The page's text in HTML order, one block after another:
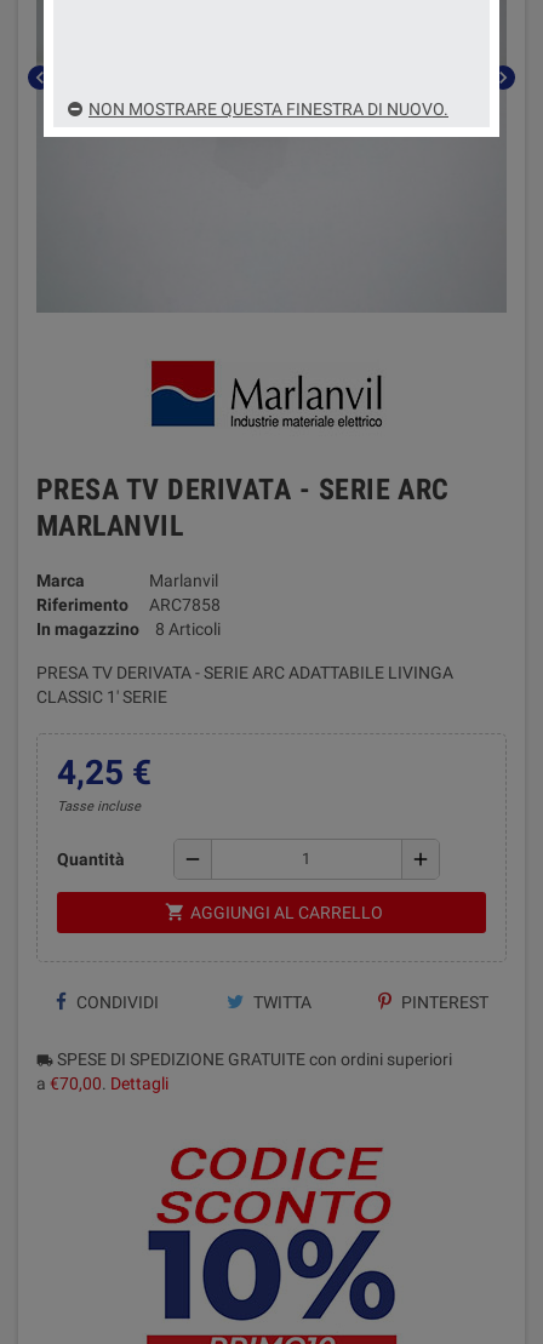
chevron_left chevron_right
PRESA TV DERIVATA - SERIE ARC
MARLANVIL
Marca
Marlanvil
Riferimento
ARC7858
In magazzino
8 Articoli
PRESA TV DERIVATA - SERIE ARC ADATTABILE LIVINGA
CLASSIC 1' SERIE
4,25 €
Tasse incluse
Quantità remove add
shopping_cart AGGIUNGI AL CARRELLO
CONDIVIDI TWITTA PINTEREST
local_shipping SPESE DI SPEDIZIONE GRATUITE con ordini superiori
a €70,00. Dettagli
NON MOSTRARE QUESTA FINESTRA DI NUOVO.